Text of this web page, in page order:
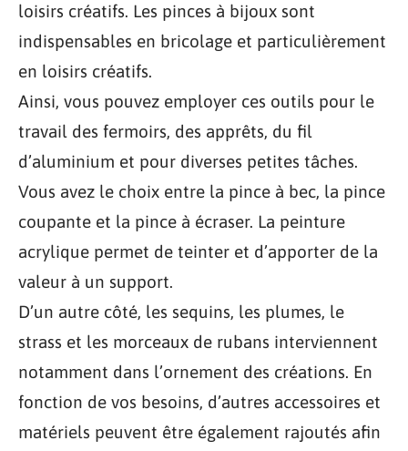
loisirs créatifs. Les pinces à bijoux sont
indispensables en bricolage et particulièrement
en loisirs créatifs.
Ainsi, vous pouvez employer ces outils pour le
travail des fermoirs, des apprêts, du fil
d’aluminium et pour diverses petites tâches.
Vous avez le choix entre la pince à bec, la pince
coupante et la pince à écraser. La peinture
acrylique permet de teinter et d’apporter de la
valeur à un support.
D’un autre côté, les sequins, les plumes, le
strass et les morceaux de rubans interviennent
notamment dans l’ornement des créations. En
fonction de vos besoins, d’autres accessoires et
matériels peuvent être également rajoutés afin